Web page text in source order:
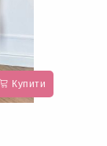
Купити